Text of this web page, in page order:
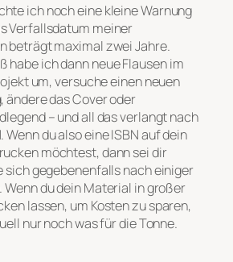
ich noch eine kleine Warnung
Verfallsdatum meiner
beträgt maximal zwei Jahre.
habe ich dann neue Flausen im
um, versuche einen neuen
das Cover oder
– und all das verlangt nach
Wenn du also eine ISBN auf dein
möchtest, dann sei dir
sich gegebenenfalls nach einiger
Wenn du dein Material in großer
lassen, um Kosten zu sparen,
nur noch was für die Tonne.